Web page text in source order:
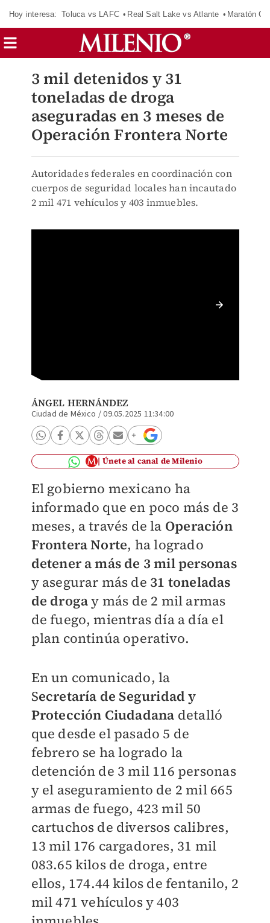
Hoy interesa: Toluca vs LAFC Real Salt Lake vs Atlante Maratón
3 mil detenidos y 31
toneladas de droga
aseguradas en 3 meses de
Operación Frontera Norte
Autoridades federales en coordinación con
cuerpos de seguridad locales han incautado
2 mil 471 vehículos y 403 inmuebles.
ÁNGEL HERNÁNDEZ
Ciudad de México /09.05.2025 11:34:00
Únete al canal de Milenio
El gobierno mexicano ha
informado que en poco más de 3
meses, a través de la Operación
Frontera Norte, ha logrado
detener a más de 3 mil personas
y asegurar más de 31 toneladas
de drogay más de 2 mil armas
de fuego, mientras día a día el
plan continúa operativo.
En un comunicado, la
Secretaría de Seguridad y
Protección Ciudadana detalló
que desde el pasado 5 de
febrero se ha logrado la
detención de 3 mil 116 personas
y el aseguramiento de 2 mil 665
armas de fuego, 423 mil 50
cartuchos de diversos calibres,
13 mil 176 cargadores, 31 mil
083.65 kilos de droga, entre
ellos, 174.44 kilos de fentanilo, 2
mil 471 vehículos y 403